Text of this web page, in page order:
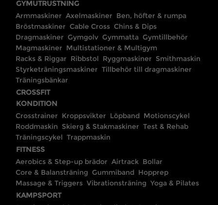
GYMUTRUSTNING
Armmaskiner Axelmaskiner Ben, höfter & rumpa
Bröstmaskiner Cable Cross Chins & Dips
Dragmaskiner Gymgolv Gymmatta Gymtillbehör
Magmaskiner Multistationer & Multigym
Racks & Riggar Ribbstol Ryggmaskiner Smithmaskin
Styrketräningsmaskiner Tillbehör till dragmaskiner
Träningsbänkar
CROSSFIT
KONDITION
Crosstrainer Kroppsvikter Löpband Motionscykel
Roddmaskin Skierg & Stakmaskiner Test & Rehab
Träningscykel Trappmaskin
FITNESS
Aerobics & Step-up brädor Airtrack Bollar
Core & Balansträning Gummiband Hopprep
Massage & Triggers Vibrationsträning Yoga & Pilates
KAMPSPORT